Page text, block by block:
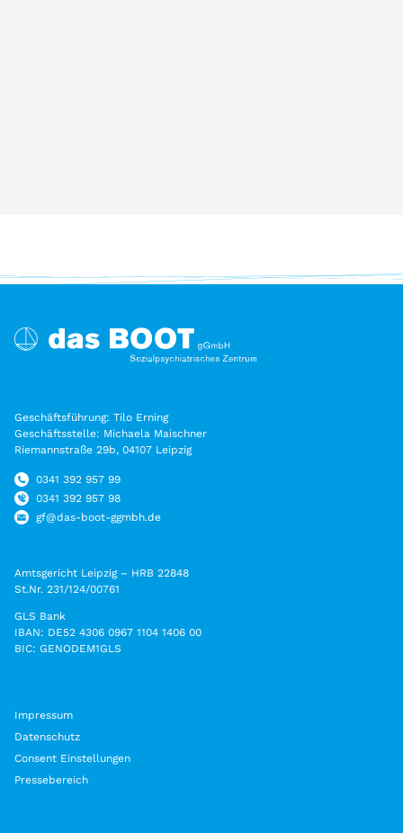
Geschäftsführung: Tilo Erning
Geschäftsstelle: Michaela Maischner
Riemannstraße 29b, 04107 Leipzig
0341 392 957 99
0341 392 957 98
gf@das-boot-ggmbh.de
Amtsgericht Leipzig – HRB 22848
St.Nr. 231/124/00761
GLS Bank
IBAN: DE52 4306 0967 1104 1406 00
BIC: GENODEM1GLS
Impressum
Datenschutz
Consent Einstellungen
Pressebereich